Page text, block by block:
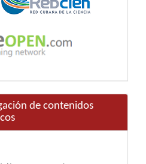
de contenidos